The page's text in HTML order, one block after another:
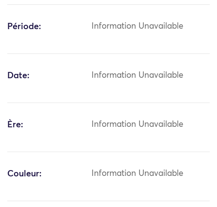
Période: Information Unavailable
Date: Information Unavailable
Ère: Information Unavailable
Couleur: Information Unavailable